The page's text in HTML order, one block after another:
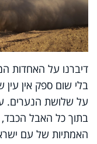
דיברנו על האחדות
בלי שום ספק אין
על שלושת הנערים.
בתוך כל האבל
האמתיות של עם